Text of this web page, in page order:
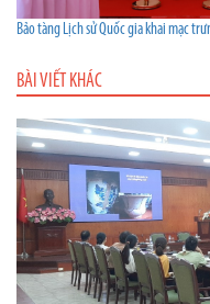
Bảo tàng Lịch sử Quốc gia khai mạc
BÀI VIẾT KHÁC